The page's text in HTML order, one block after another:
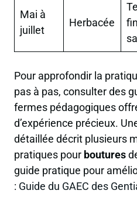
Mai à
juillet
Herbacée
Pour approfondir la
pas à pas, consulter des
fermes pédagogiques
d’expérience précieux.
détaillée décrit plusieurs
pratiques pour boutures
guide pratique pour
: Guide du GAEC des